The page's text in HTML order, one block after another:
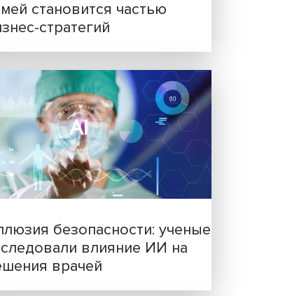
–
Новые инвестиции:
семей становится частью
бизнес-стратегий